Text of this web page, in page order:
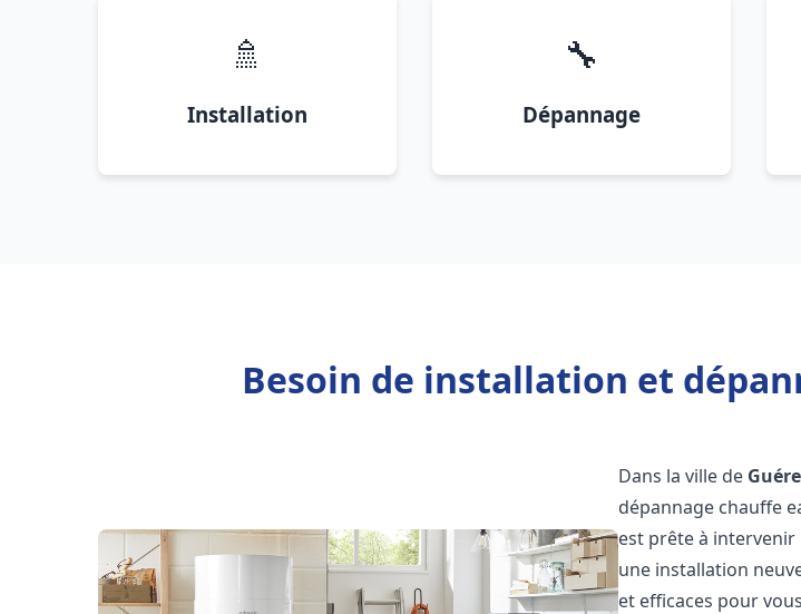
🚿
Installation
🔧
Dépannage
Besoin de installation et
Dans la ville de
dépannage chauffe
est prête à
une installation
et efficaces pour